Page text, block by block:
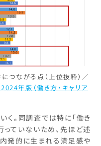
つながる点（上位抜粋）／
年版（働き方・キャリア
く。同調査では特に「働き
っていないため、先ほど述
内発的に生まれる満足感や